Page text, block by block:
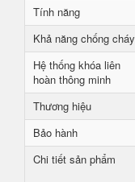
Tính năng
Khả năng chống cháy
Hệ thống khóa liên
hoàn thông minh
Thương hiệu
Bảo hành
Chi tiết sản phẩm